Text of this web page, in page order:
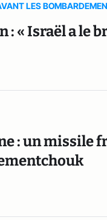
LES
« Israël a le
: un missile